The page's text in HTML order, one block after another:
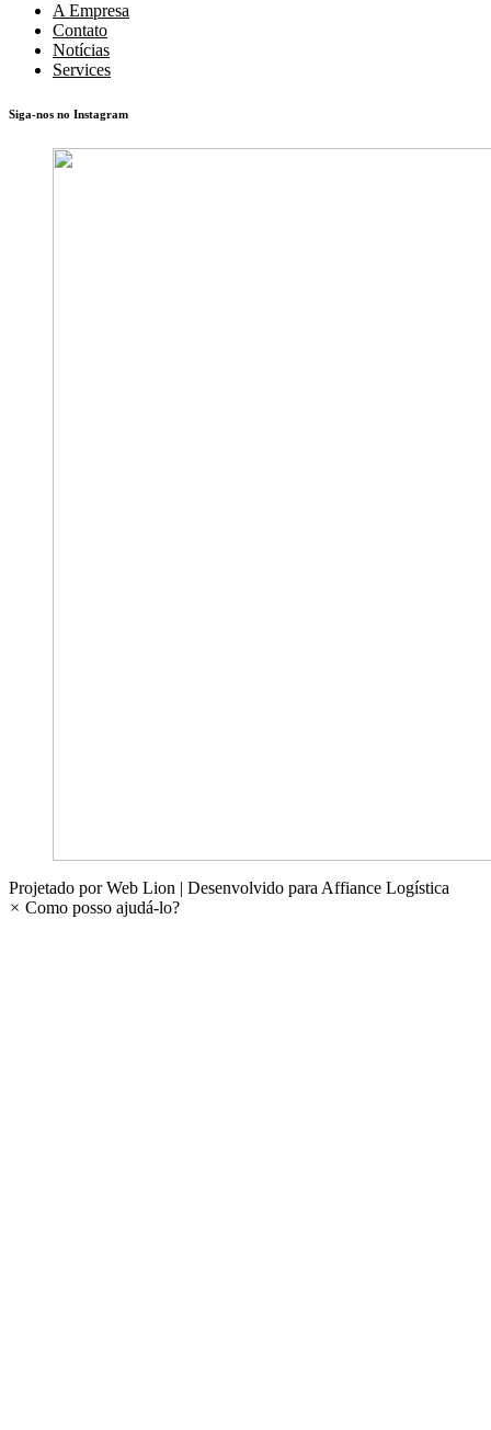
A Empresa
Contato
Notícias
Services
Siga-nos no Instagram
Projetado por Web Lion | Desenvolvido para Affiance Logística
× Como posso ajudá-lo?